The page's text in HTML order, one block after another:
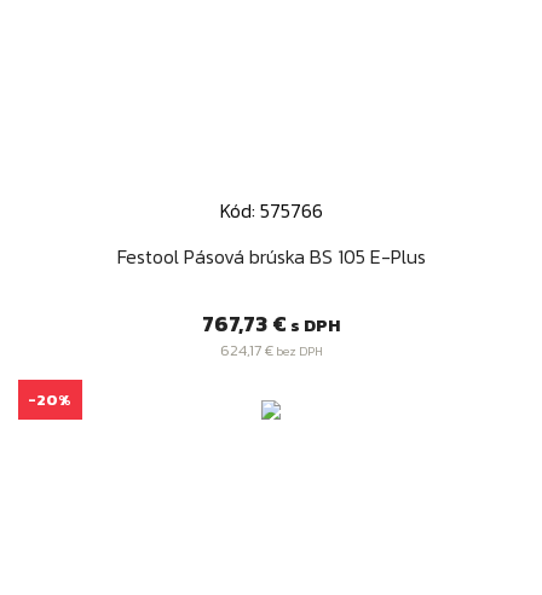
Kód: 575766
Festool Pásová brúska BS 105 E-Plus
Cena
767,73 € s DPH
624,17 €bez DPH
-20%